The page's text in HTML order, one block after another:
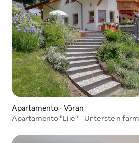
Apartamento ⋅ Vöran
Apartamento "Lilie" - Unterstein farm